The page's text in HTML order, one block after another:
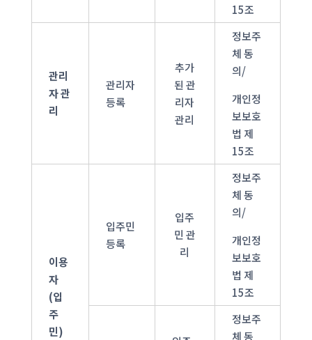
15조
관리
자 관
리
관리자
등록
추가
된 관
리자
관리
정보주
체 동
의/
개인정
보보호
법 제
15조
이용
자
(입
주
민)
입주민
등록
입주
민 관
리
정보주
체 동
의/
개인정
보보호
법 제
15조
정보주
체 동